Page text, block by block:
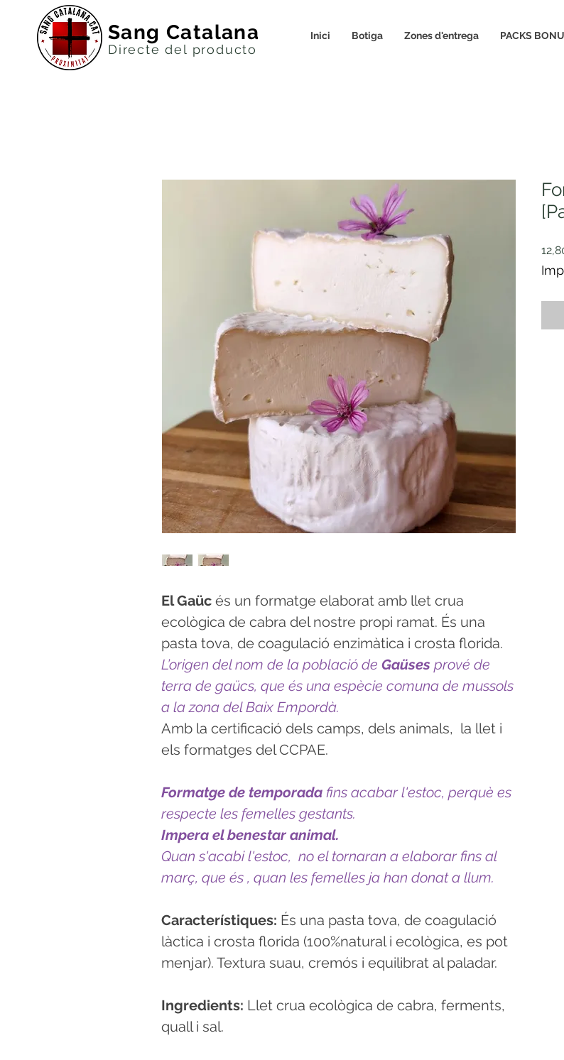
Sang Catalana
Directe del productor
Inici Botiga Zones d'entrega PACKS
El Gaüc és un formatge elaborat amb llet crua
ecològica de cabra del nostre propi ramat. És una
pasta tova, de coagulació enzimàtica i crosta florida.
L’origen del nom de la població de Gaüses prové de
terra de gaücs, que és una espècie comuna de mussols
a la zona del Baix Empordà.
Amb la certificació dels camps, dels animals, la llet i
els formatges del CCPAE.
Formatge de temporada fins acabar l'estoc, perquè es
respecte les femelles gestants.
Impera el benestar animal.
Quan s'acabi l'estoc, no el tornaran a elaborar fins al
març, que és , quan les femelles ja han donat a llum.
Característiques: És una pasta tova, de coagulació
làctica i crosta florida (100%natural i ecològica, es pot
menjar). Textura suau, cremós i equilibrat al paladar.
Ingredients: Llet crua ecològica de cabra, ferments,
quall i sal.